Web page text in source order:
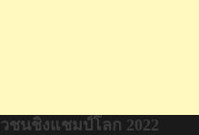
นชิงแชมป์โลก 2022